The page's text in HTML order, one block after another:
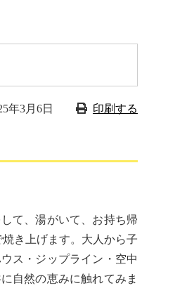
年3月6日 印刷する
て、湯がいて、お持ち帰
き上げます。 大人から子
ス・ジップライン・空中
自然の恵みに触れてみま